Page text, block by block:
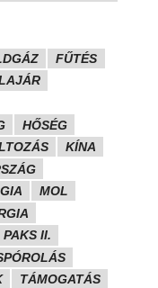
FŰTÉS
HŐSÉG
KÍNA
MOL
PAKS II.
TÁMOGATÁS